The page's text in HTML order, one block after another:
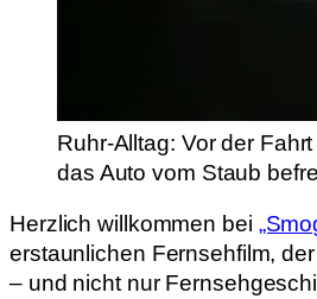
Ruhr-Alltag: Vor der
das Auto vom Staub
Herzlich willkommen bei
erstaunlichen Fernsehfilm,
– und nicht nur